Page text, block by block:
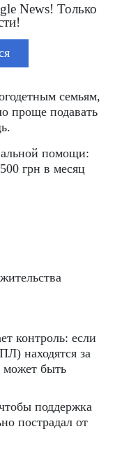
News! Только
семьям,
проще подавать
помощи:
грн в месяц
контроль: если
находятся за
может быть
поддержка
пострадал от